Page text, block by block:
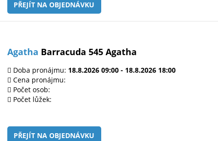
PŘEJÍT NA OBJEDNÁVKU
Agatha Barracuda 545 Agatha
Doba pronájmu: 18.8.2026 09:00 - 18.8.2026 18:00
Cena pronájmu:
Počet osob:
Počet lůžek:
PŘEJÍT NA OBJEDNÁVKU